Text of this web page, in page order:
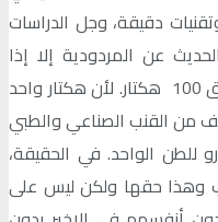
دقيقة، وجل الدراسات
عن المردودية إلا إذا
توفرت لدى الفلاح ارض مساحتها تفوق 100 هكتار. لأن هكتار واحد
من القنب الصناعي والطبي
بين 3000 الى 4000 يورو للطن الواحد. في الحقيقة،
وهذا حقها ولكن ليس على